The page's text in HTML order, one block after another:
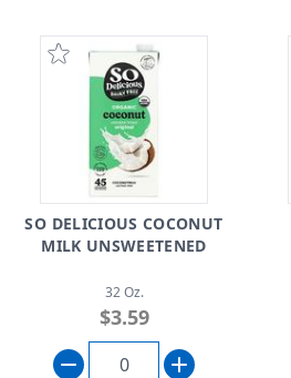
SO DELICIOUS COCONUT
MILK UNSWEETENED
32 Oz.
$3.59